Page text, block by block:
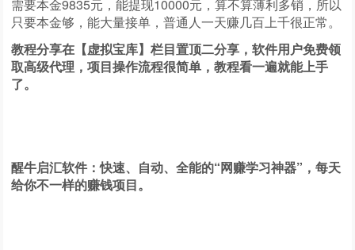
需要本金9835元，能提现10000元，算不算薄利多销，所以
只要本金够，能大量接单，普通人一天赚几百上千很正常。
教程分享在【虚拟宝库】栏目置顶二分享，软件用户免费领
取高级代理，项目操作流程很简单，教程看一遍就能上手
了。
醒牛启汇软件：快速、自动、全能的“网赚学习神器”，每天
给你不一样的赚钱项目。